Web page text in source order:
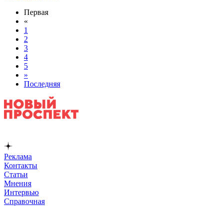
Первая
«
1
2
3
4
5
»
Последняя
Реклама
Контакты
Статьи
Мнения
Интервью
Справочная